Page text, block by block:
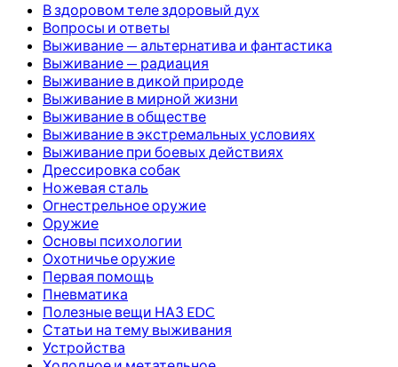
В здоровом теле здоровый дух
Вопросы и ответы
Выживание — альтернатива и фантастика
Выживание — радиация
Выживание в дикой природе
Выживание в мирной жизни
Выживание в обществе
Выживание в экстремальных условиях
Выживание при боевых действиях
Дрессировка собак
Ножевая сталь
Огнестрельное оружие
Оружие
Основы психологии
Охотничье оружие
Первая помощь
Пневматика
Полезные вещи НАЗ EDC
Статьи на тему выживания
Устройства